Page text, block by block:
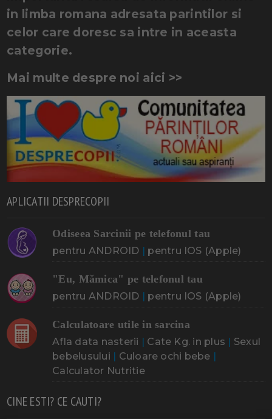
in limba romana adresata parintilor si
celor care doresc sa intre in aceasta
categorie.
Mai multe despre noi aici >>
APLICATII DESPRECOPII
Odiseea Sarcinii pe telefonul tau
pentru ANDROID | pentru IOS (Apple)
"Eu, Mămica" pe telefonul tau
pentru ANDROID | pentru IOS (Apple)
Calculatoare utile in sarcina
Afla data nasterii | Cate Kg. in plus | Sexul
bebelusului | Culoare ochi bebe |
Calculator Nutritie
CINE ESTI? CE CAUTI?